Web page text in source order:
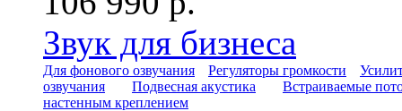
Звук для бизнеса
Для фонового озвучания Регуляторы громкости
озвучания
Подвесная акустика
Встраиваемые
настенным креплением